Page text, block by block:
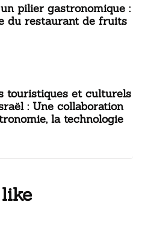
pilier gastronomique :
du restaurant de fruits
touristiques et culturels
: Une collaboration
la technologie